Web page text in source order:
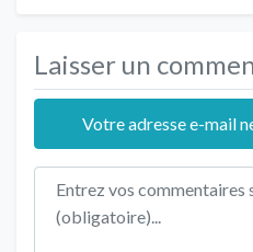
Laisser un
Votre adresse e-mail
Texte de l'avis